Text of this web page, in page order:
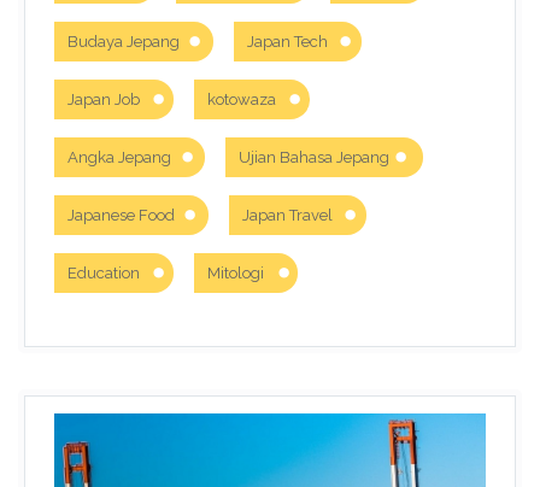
Budaya Jepang Japan Tech
Japan Job kotowaza
Angka Jepang Ujian Bahasa Jepang
Japanese Food Japan Travel
Education Mitologi